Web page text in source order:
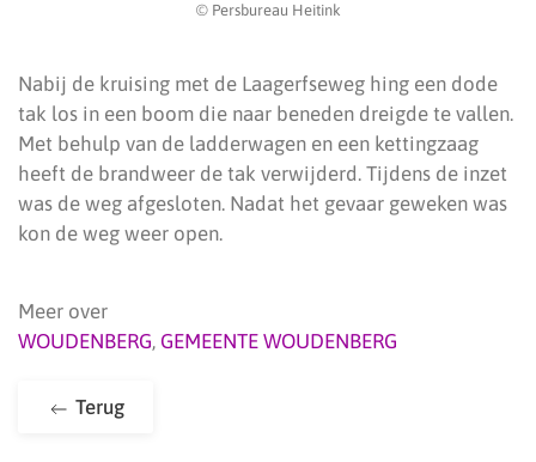
© Persbureau Heitink
Nabij de kruising met de Laagerfseweg hing een dode
tak los in een boom die naar beneden dreigde te vallen.
Met behulp van de ladderwagen en een kettingzaag
heeft de brandweer de tak verwijderd. Tijdens de inzet
was de weg afgesloten. Nadat het gevaar geweken was
kon de weg weer open.
Meer over
WOUDENBERG, GEMEENTE WOUDENBERG
Terug